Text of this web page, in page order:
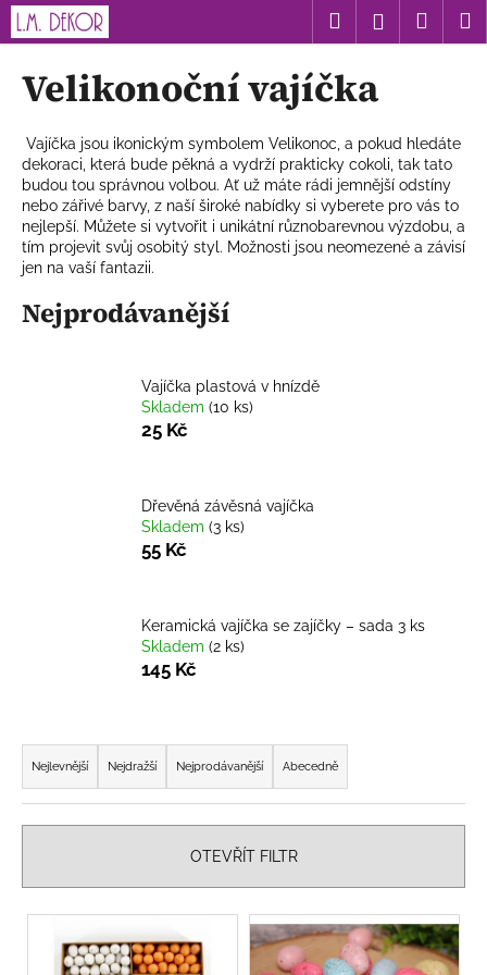
Přejít
obsah
HledatPřihlášení
Velikonoční vajíčka
Vajíčka jsou ikonickým symbolem Velikonoc, a pokud hledáte
dekoraci, která bude pěkná a vydrží prakticky cokoli, tak tato
budou tou správnou volbou. Ať už máte rádi jemnější odstíny
nebo zářivé barvy, z naší široké nabídky si vyberete pro vás to
nejlepší. Můžete si vytvořit i unikátní různobarevnou výzdobu, a
tím projevit svůj osobitý styl. Možnosti jsou neomezené a závisí
jen na vaší fantazii.
Nejprodávanější
Vajíčka plastová v hnízdě
Skladem (10 ks)
25 Kč
Dřevěná závěsná vajíčka
Skladem (3 ks)
55 Kč
Keramická vajíčka se zajíčky – sada 3 ks
Skladem (2 ks)
145 Kč
Ř
a
z
e
í
p
Nejlevnější Nejdražší Nejprodávanější Abecedně
OTEVŘÍT FILTR
V
K
o
o
p
o
t
ř
e
b
D
p
o